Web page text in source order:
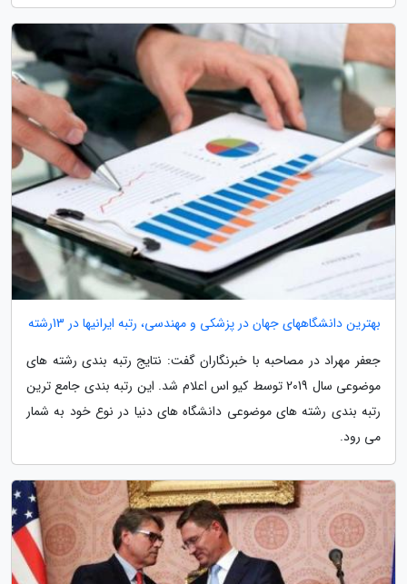
بهترین دانشگاههای جهان در پزشکی و مهندسی، رتبه ایرانیها در 13رشته
جعفر مهراد در مصاحبه با خبرنگاران گفت: نتایج رتبه بندی رشته های
موضوعی سال 2019 توسط کیو اس اعلام شد. این رتبه بندی جامع ترین
رتبه بندی رشته های موضوعی دانشگاه های دنیا در نوع خود به شمار
می رود.